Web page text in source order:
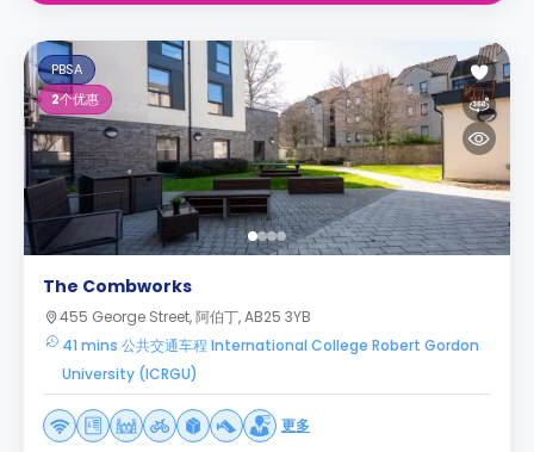
PBSA
2个优惠
The Combworks
455 George Street, 阿伯丁, AB25 3YB
41 mins 公共交通车程 International College Robert Gordon
University (ICRGU)
更多